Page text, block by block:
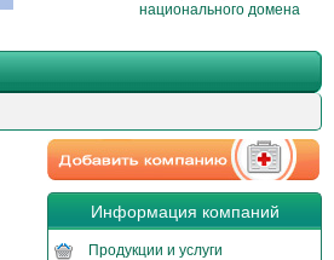
национального домена
Информация компаний
Продукции и услуги